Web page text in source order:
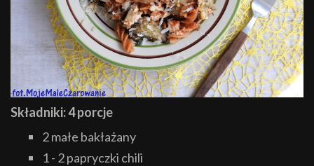
Składniki: 4 porcje
2 małe bakłażany
1 - 2 papryczki chili